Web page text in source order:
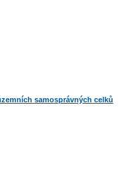
samosprávných celků